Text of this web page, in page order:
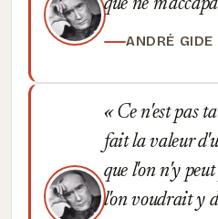
que ne
ANDRÉ GIDE
Ce n'est pas
fait la valeur
que l'on n'y
l'on voudrait y